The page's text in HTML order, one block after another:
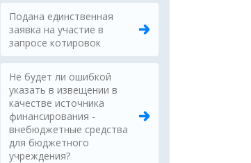
Подана единственная
заявка на участие в
запросе котировок
Не будет ли ошибкой
указать в извещении в
качестве источника
финансирования -
внебюджетные средства
для бюджетного
учреждения?